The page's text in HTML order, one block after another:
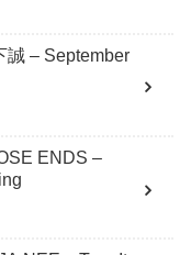
誠 – September
ENDS –